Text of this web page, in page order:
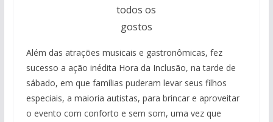
todos os
gostos
Além das atrações musicais e gastronômicas, fez
sucesso a ação inédita Hora da Inclusão, na tarde de
sábado, em que famílias puderam levar seus filhos
especiais, a maioria autistas, para brincar e aproveitar
o evento com conforto e sem som, uma vez que